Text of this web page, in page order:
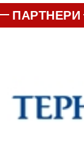
ПАРТНЕРИ